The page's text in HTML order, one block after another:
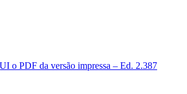
o PDF da versão impressa – Ed. 2.387